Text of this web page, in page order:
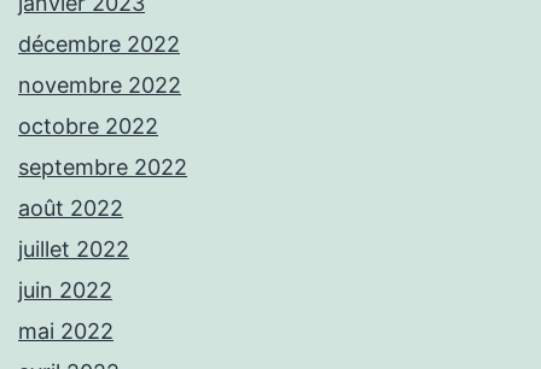
décembre 2022
novembre 2022
octobre 2022
septembre 2022
août 2022
juillet 2022
juin 2022
mai 2022